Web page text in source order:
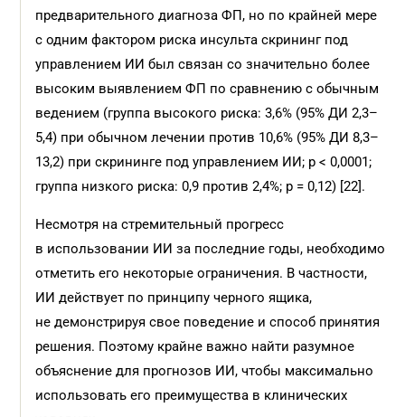
предварительного диагноза ФП, но по крайней мере
с одним фактором риска инсульта скрининг под
управлением ИИ был связан со значительно более
высоким выявлением ФП по сравнению с обычным
ведением (группа высокого риска: 3,6% (95% ДИ 2,3–
5,4) при обычном лечении против 10,6% (95% ДИ 8,3–
13,2) при скрининге под управлением ИИ; p < 0,0001;
группа низкого риска: 0,9 против 2,4%; p = 0,12) [22].
Несмотря на стремительный прогресс
в использовании ИИ за последние годы, необходимо
отметить его некоторые ограничения. В частности,
ИИ действует по принципу черного ящика,
не демонстрируя свое поведение и способ принятия
решения. Поэтому крайне важно найти разумное
объяснение для прогнозов ИИ, чтобы максимально
использовать его преимущества в клинических